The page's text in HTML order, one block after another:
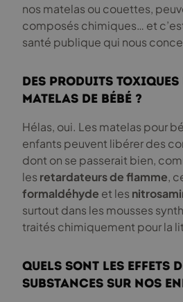
nos matelas ou couettes,
composés chimiques… et
santé publique qui nous
Des produits toxiques
matelas de bébé ?
Hélas, oui. Les matelas pour
enfants peuvent libérer des
dont on se passerait bien,
les retardateurs de flamme,
formaldéhyde et les
surtout dans les mousses
traités chimiquement pour la
Quels sont les effets
substances sur nos